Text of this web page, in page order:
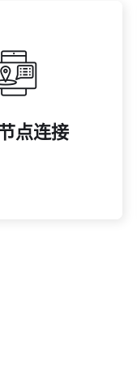
点连接
络解决方案，确
力企业快速适应
场变化。